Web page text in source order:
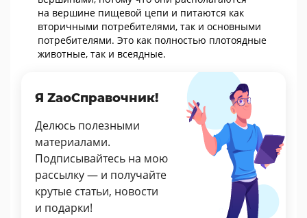
на вершине пищевой цепи и питаются как
вторичными потребителями, так и основными
потребителями. Это как полностью плотоядные
животные, так и всеядные.
Я ZaoСправочник!
Делюсь полезными
материалами.
Подписывайтесь на мою
рассылку — и получайте
крутые статьи, новости
и подарки!